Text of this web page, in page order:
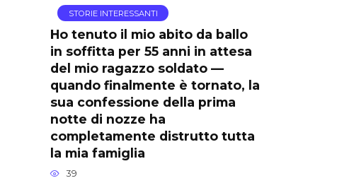
STORIE INTERESSANTI
Ho tenuto il mio abito da ballo
in soffitta per 55 anni in attesa
del mio ragazzo soldato —
quando finalmente è tornato, la
sua confessione della prima
notte di nozze ha
completamente distrutto tutta
la mia famiglia
39